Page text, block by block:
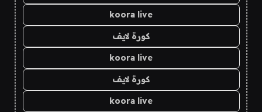
koora live
كورة لايف
koora live
كورة لايف
koora live